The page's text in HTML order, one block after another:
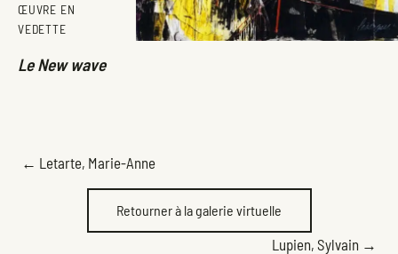
ŒUVRE EN
VEDETTE
Le New wave
POSTS
NAVIGATION
← Letarte, Marie-Anne
Retourner à la galerie virtuelle
Lupien, Sylvain →